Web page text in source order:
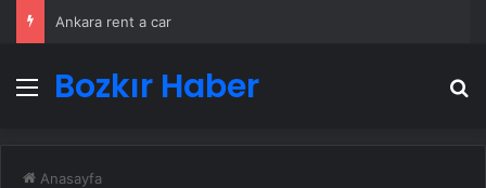
Menü
Bozkır Haber
Anasayfa